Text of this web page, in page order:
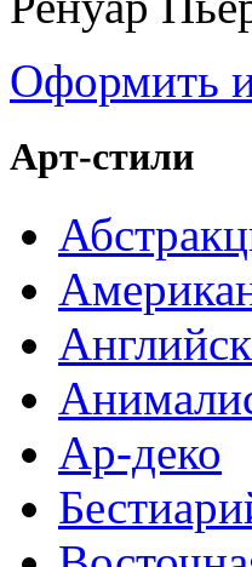
Оформить и
Арт-стили
Ар-деко